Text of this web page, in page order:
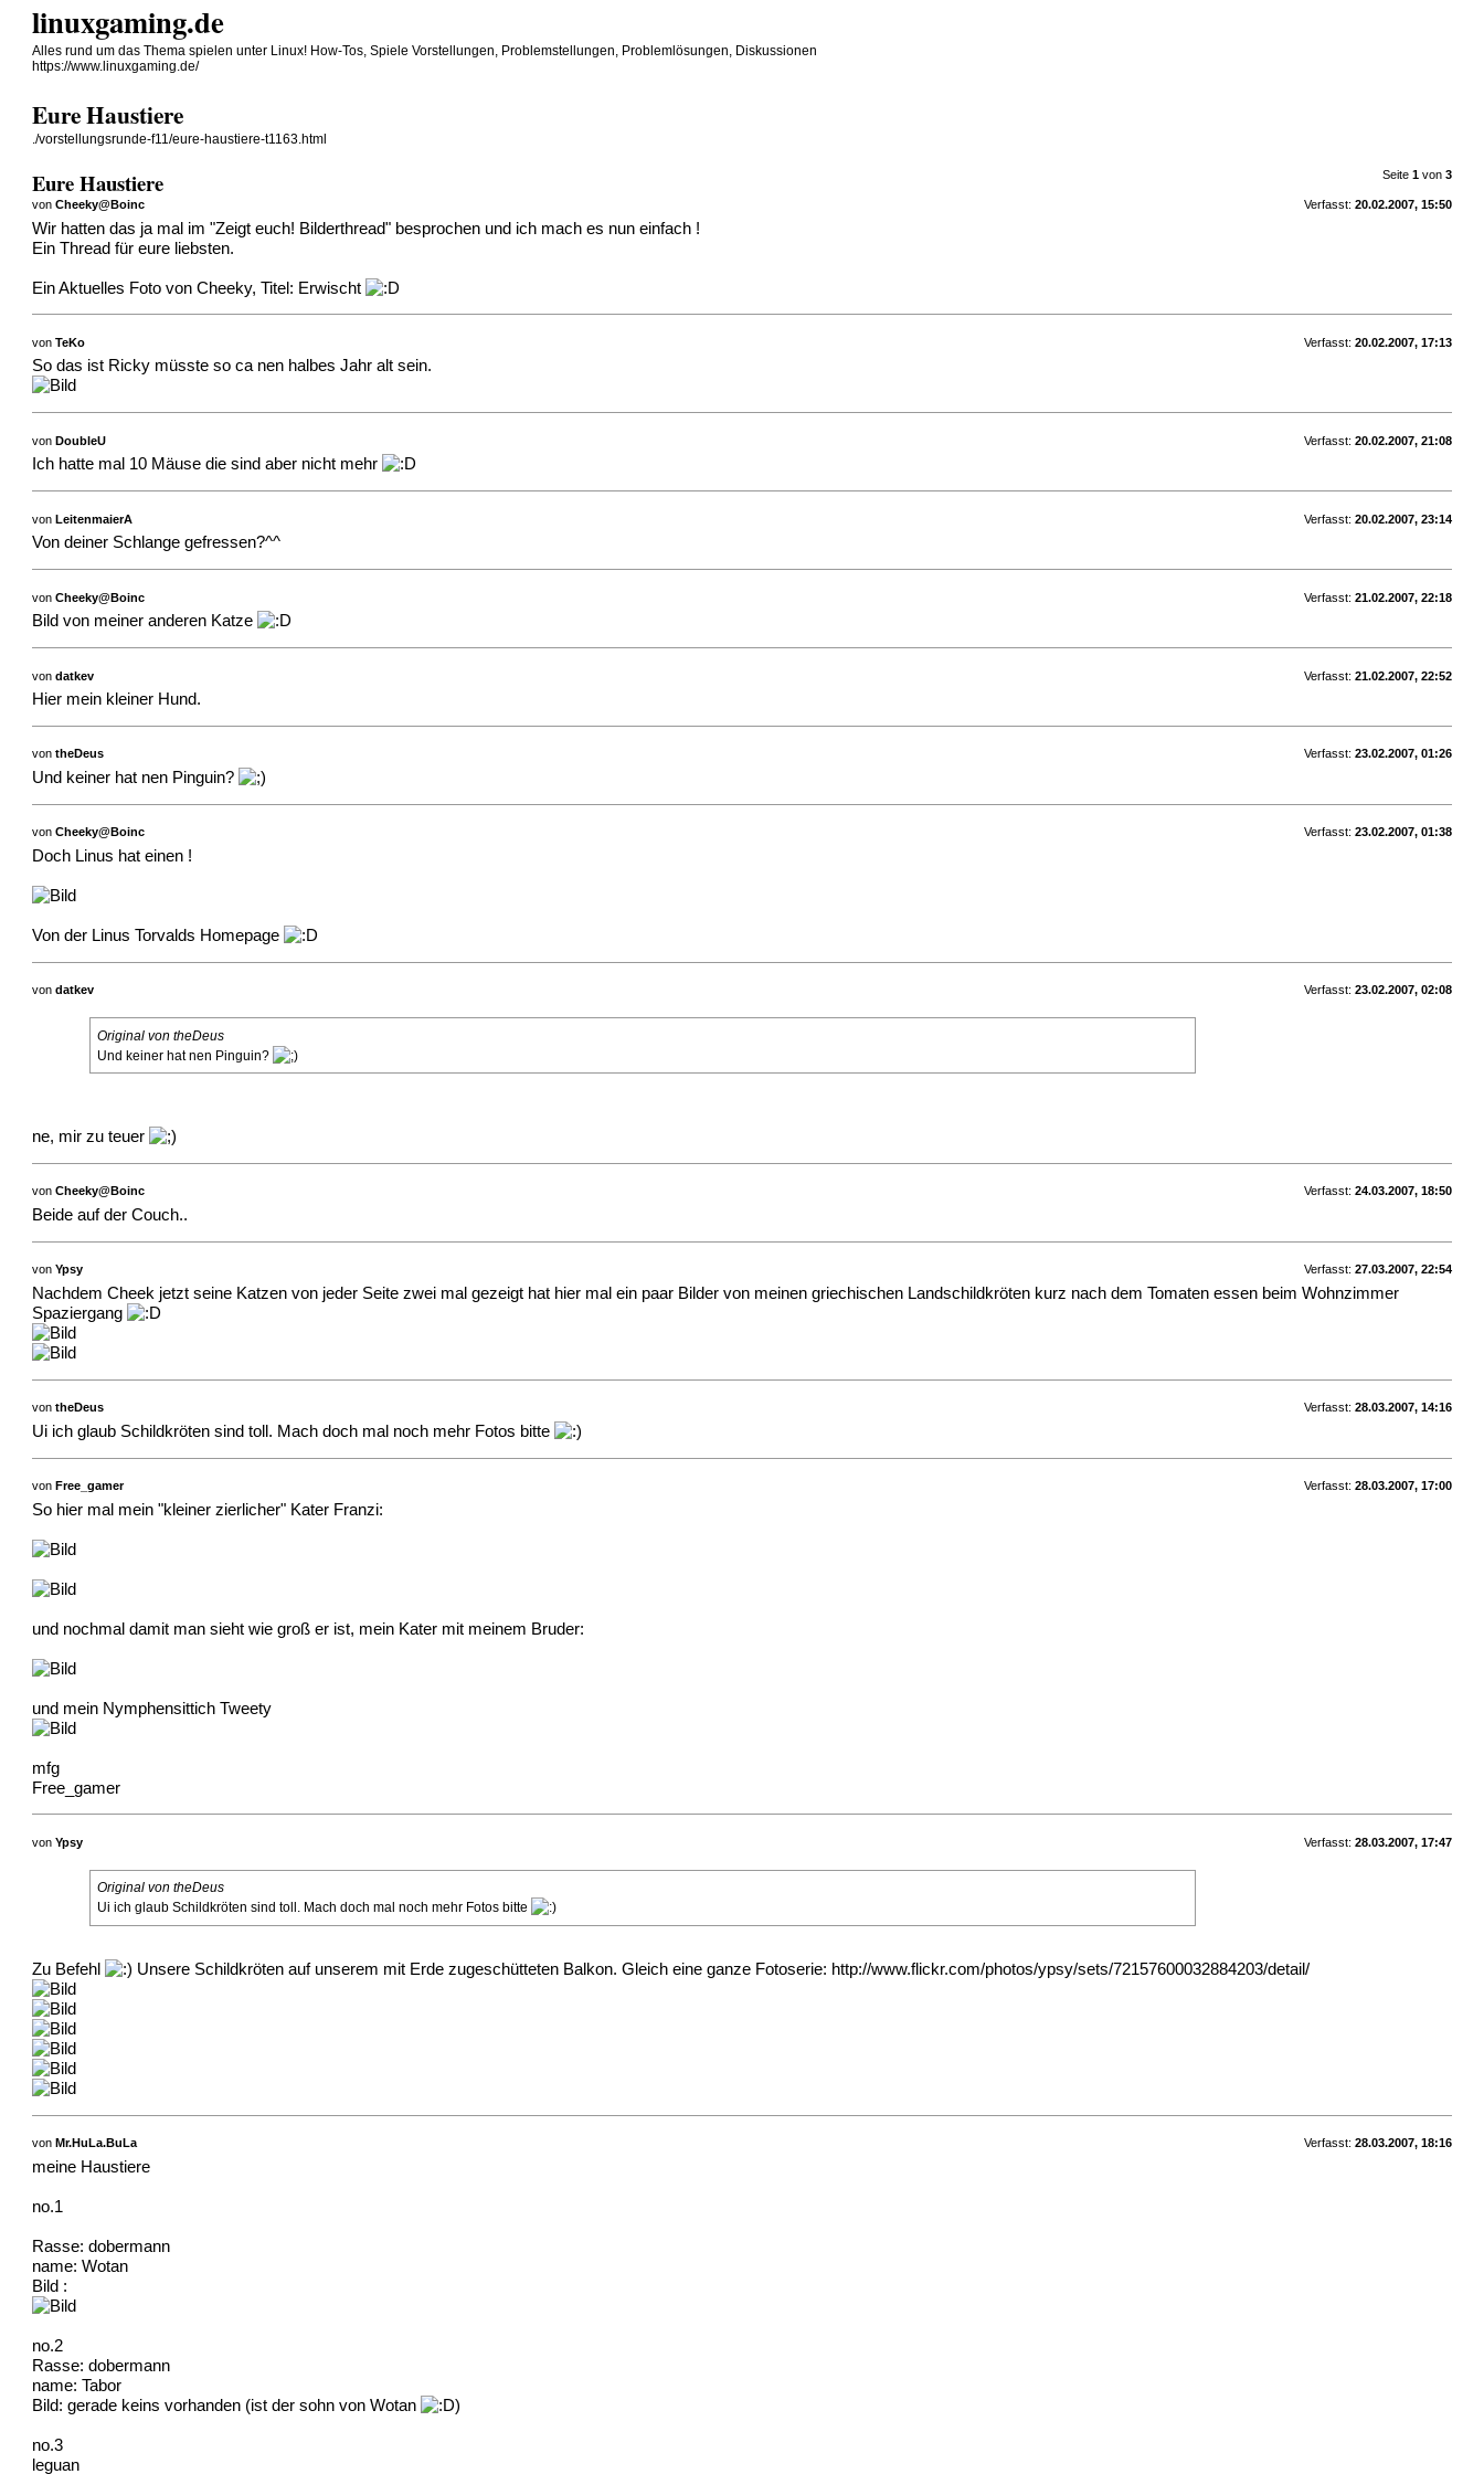
linuxgaming.de
Alles rund um das Thema spielen unter Linux! How-Tos, Spiele Vorstellungen, Problemstellungen, Problemlösungen, Diskussionen
https://www.linuxgaming.de/
Eure Haustiere
./vorstellungsrunde-f11/eure-haustiere-t1163.html
Seite 1von 3
Eure Haustiere
Verfasst: 20.02.2007, 15:50
vonCheeky@Boinc
Wir hatten das ja mal im "Zeigt euch! Bilderthread" besprochen und ich mach es nun einfach !
Ein Thread für eure liebsten.
Ein Aktuelles Foto von Cheeky, Titel: Erwischt
Verfasst: 20.02.2007, 17:13
vonTeKo
So das ist Ricky müsste so ca nen halbes Jahr alt sein.
Verfasst: 20.02.2007, 21:08
vonDoubleU
Ich hatte mal 10 Mäuse die sind aber nicht mehr
Verfasst: 20.02.2007, 23:14
vonLeitenmaierA
Von deiner Schlange gefressen?^^
Verfasst: 21.02.2007, 22:18
vonCheeky@Boinc
Bild von meiner anderen Katze
Verfasst: 21.02.2007, 22:52
vondatkev
Hier mein kleiner Hund.
Verfasst: 23.02.2007, 01:26
vontheDeus
Und keiner hat nen Pinguin?
Verfasst: 23.02.2007, 01:38
vonCheeky@Boinc
Doch Linus hat einen !
Von der Linus Torvalds Homepage
Verfasst: 23.02.2007, 02:08
vondatkev
Original von theDeus
Und keiner hat nen Pinguin?
ne, mir zu teuer
Verfasst: 24.03.2007, 18:50
vonCheeky@Boinc
Beide auf der Couch..
Verfasst: 27.03.2007, 22:54
vonYpsy
Nachdem Cheek jetzt seine Katzen von jeder Seite zwei mal gezeigt hat hier mal ein paar Bilder von meinen griechischen Landschildkröten kurz nach dem Tomaten essen beim Wohnzimmer
Spaziergang
Verfasst: 28.03.2007, 14:16
vontheDeus
Ui ich glaub Schildkröten sind toll. Mach doch mal noch mehr Fotos bitte
Verfasst: 28.03.2007, 17:00
von Free_gamer
So hier mal mein "kleiner zierlicher" Kater Franzi:
und nochmal damit man sieht wie groß er ist, mein Kater mit meinem Bruder:
und mein Nymphensittich Tweety
mfg
Free_gamer
Verfasst: 28.03.2007, 17:47
vonYpsy
Original von theDeus
Ui ich glaub Schildkröten sind toll. Mach doch mal noch mehr Fotos bitte
Zu Befehl Unsere Schildkröten auf unserem mit Erde zugeschütteten Balkon. Gleich eine ganze Fotoserie: http://www.flickr.com/photos/ypsy/sets/72157600032884203/detail/
Verfasst: 28.03.2007, 18:16
von Mr.HuLa.BuLa
meine Haustiere
no.1
Rasse: dobermann
name: Wotan
Bild :
no.2
Rasse: dobermann
name: Tabor
Bild: gerade keins vorhanden (ist der sohn von Wotan
)
no.3
leguan